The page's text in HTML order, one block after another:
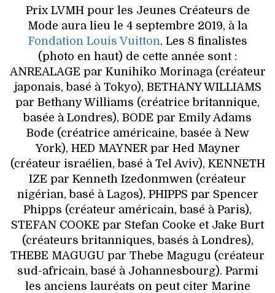
Prix LVMH pour les Jeunes Créateurs de
Mode aura lieu le 4 septembre 2019, à la
Fondation Louis Vuitton. Les 8 finalistes
(photo en haut) de cette année sont :
ANREALAGE par Kunihiko Morinaga (créateur
japonais, basé à Tokyo), BETHANY WILLIAMS
par Bethany Williams (créatrice britannique,
basée à Londres), BODE par Emily Adams
Bode (créatrice américaine, basée à New
York), HED MAYNER par Hed Mayner
(créateur israélien, basé à Tel Aviv), KENNETH
IZE par Kenneth Izedonmwen (créateur
nigérian, basé à Lagos), PHIPPS par Spencer
Phipps (créateur américain, basé à Paris),
STEFAN COOKE par Stefan Cooke et Jake Burt
(créateurs britanniques, basés à Londres),
THEBE MAGUGU par Thebe Magugu (créateur
sud-africain, basé à Johannesbourg). Parmi
les anciens lauréats on peut citer Marine